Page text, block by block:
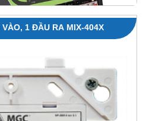
1 ĐẦU RA MIX-404X